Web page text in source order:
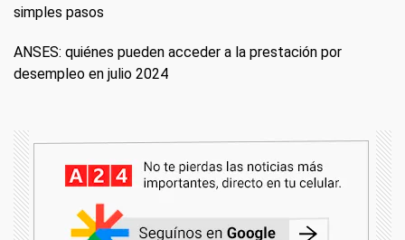
simples pasos
ANSES: quiénes pueden acceder a la prestación por
desempleo en julio 2024